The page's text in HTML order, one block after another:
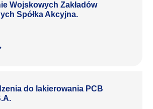
Wojskowych Zakładów
Spółka Akcyjna.
do lakierowania PCB